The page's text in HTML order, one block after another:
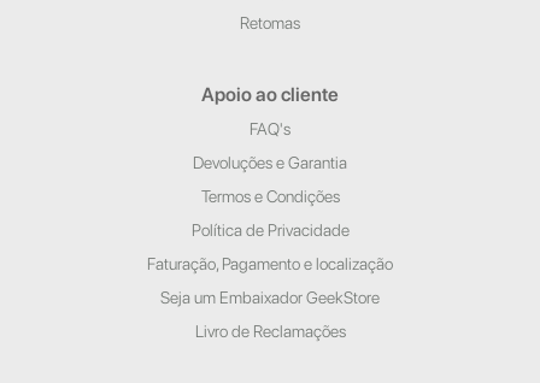
Retomas
Apoio ao cliente
FAQ's
Devoluções e Garantia
Termos e Condições
Política de Privacidade
Faturação, Pagamento e localização
Seja um Embaixador GeekStore
Livro de Reclamações